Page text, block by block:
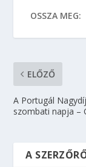
OSSZA MEG:
ELŐZŐ
A Portugál Nagydíj
szombati napja –
A